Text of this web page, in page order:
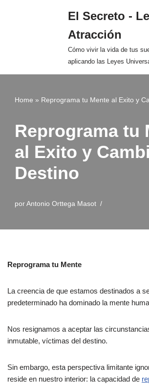
El Secreto -
Atracción
Cómo vivir la vida de tus
aplicando las Leyes
Home » Reprograma tu Mente al Exito y
Reprograma tu
al Exito y
Destino
por Antonio Orttega Masot
Reprograma tu Mente
La creencia de que estamos destinados a
predeterminado ha dominado la mente
Nos resignamos a aceptar las
inmutable, víctimas del destino.
Sin embargo, esta perspectiva limitante
reside en nuestro interior: la capacidad de